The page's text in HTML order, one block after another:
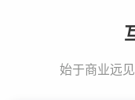
始于商业远